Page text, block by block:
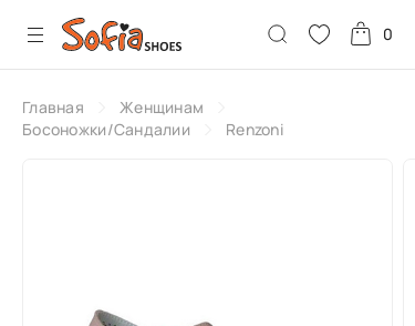
0
Главная
Женщинам
Босоножки/Сандалии
Renzoni